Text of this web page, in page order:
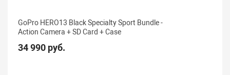
GoPro HERO13 Black Specialty Sport Bundle -
Action Camera + SD Card + Case
34 990 руб.